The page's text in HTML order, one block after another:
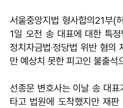
서울중앙지법 형사합의21부(
1일 오전 송 대표에 대한 특정
정치자금법‧정당법 위반 혐의
만 예상치 못한 피고인 불출석
선종문 변호사는 이날 송 대
타고 법원에 도착했지만 재